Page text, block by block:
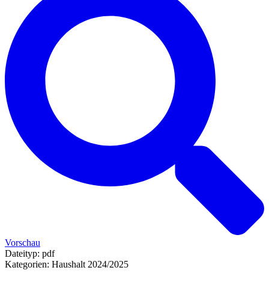
Vorschau
Dateityp: pdf
Kategorien: Haushalt 2024/2025